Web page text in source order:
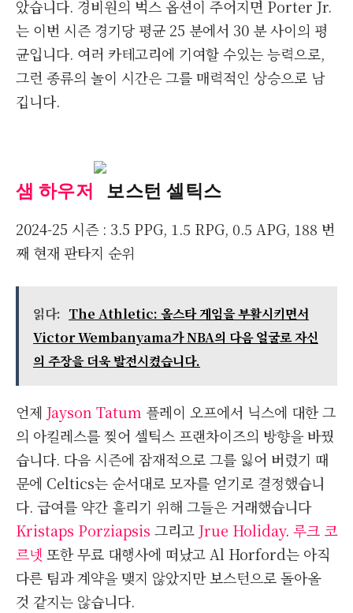
았습니다. 경비원의 벅스 옵션이 주어지면 Porter Jr.
는 이번 시즌 경기당 평균 25 분에서 30 분 사이의 평
균입니다. 여러 카테고리에 기여할 수있는 능력으로,
그런 종류의 놀이 시간은 그를 매력적인 상승으로 남
깁니다.
샘 하우저 보스턴 셀틱스
2024-25 시즌 : 3.5 PPG, 1.5 RPG, 0.5 APG, 188 번
째 현재 판타지 순위
읽다: The Athletic: 올스타 게임을 부활시키면서
Victor Wembanyama가 NBA의 다음 얼굴로 자신
의 주장을 더욱 발전시켰습니다.
언제 Jayson Tatum 플레이 오프에서 닉스에 대한 그
의 아킬레스를 찢어 셀틱스 프랜차이즈의 방향을 바꿨
습니다. 다음 시즌에 잠재적으로 그를 잃어 버렸기 때
문에 Celtics는 순서대로 모자를 얻기로 결정했습니
다. 급여를 약간 흘리기 위해 그들은 거래했습니다
Kristaps Porziapsis 그리고 Jrue Holiday. 루크 코
르넷 또한 무료 대행사에 떠났고 Al Horford는 아직
다른 팀과 계약을 맺지 않았지만 보스턴으로 돌아올
것 같지는 않습니다.